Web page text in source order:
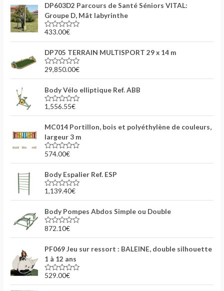
e
0
s
u
r
DP603D2 Parcours de Santé Séniors VITAL:
Groupe D, Mât labyrinthe
N
o
e
0
s
u
r
433.00€
DP705 TERRAIN MULTISPORT 29 x 14 m
N
o
e
0
s
u
r
29,850.00€
Body Vélo elliptique Ref. ABB
N
o
e
0
s
u
r
1,556.55€
MC014 Portillon, bois et polyéthylène de couleurs,
largeur 3 m
N
o
e
0
s
u
r
574.00€
Body Espalier Ref. ESP
N
o
e
0
s
u
r
1,139.40€
Body Pompes Abdos Simple ou Double
N
o
e
0
s
u
r
872.10€
PF069 Jeu sur ressort : BALEINE, double silhouette
1 à 12 ans
N
o
529.00€